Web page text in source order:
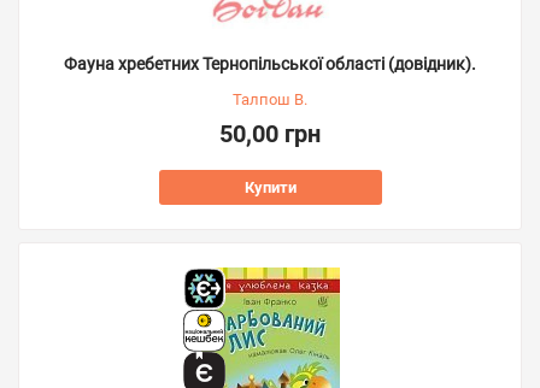
Фауна хребетних Тернопільської області (довідник).
Талпош В.
50,00 грн
Купити